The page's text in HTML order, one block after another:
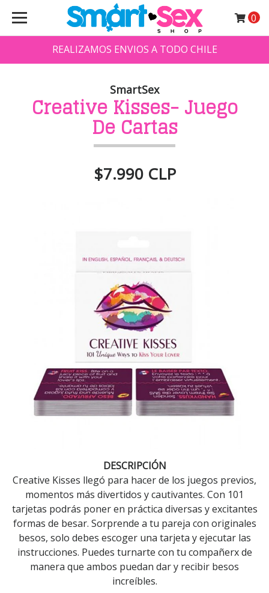
REALIZAMOS ENVIOS A TODO CHILE
0
SmartSex
Creative Kisses- Juego
De Cartas
$7.990 CLP
DESCRIPCIÓN
Creative Kisses llegó para hacer de los juegos previos,
momentos más divertidos y cautivantes. Con 101
tarjetas podrás poner en práctica diversas y excitantes
formas de besar. Sorprende a tu pareja con originales
besos, solo debes escoger una tarjeta y ejecutar las
instrucciones. Puedes turnarte con tu compañerx de
manera que ambos puedan dar y recibir besos
increíbles.